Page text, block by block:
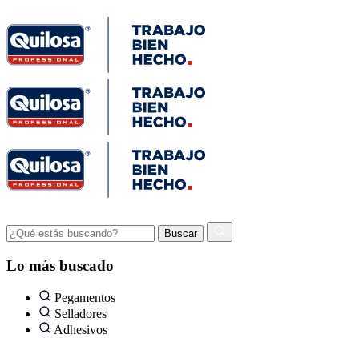
Lo más buscado
Pegamentos
Selladores
Adhesivos